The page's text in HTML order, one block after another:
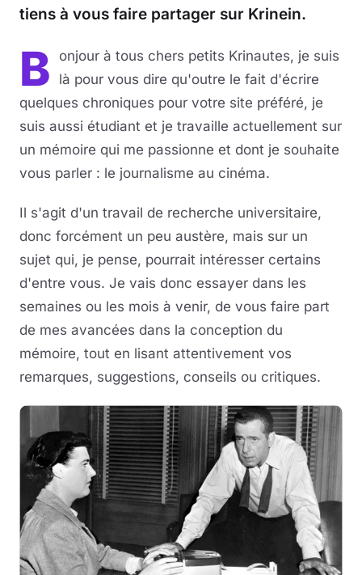
tiens à vous faire partager sur Krinein.
B
onjour à tous chers petits Krinautes, je suis
là pour vous dire qu'outre le fait d'écrire
quelques chroniques pour votre site préféré, je
suis aussi étudiant et je travaille actuellement sur
un mémoire qui me passionne et dont je souhaite
vous parler : le journalisme au cinéma.
Il s'agit d'un travail de recherche universitaire,
donc forcément un peu austère, mais sur un
sujet qui, je pense, pourrait intéresser certains
d'entre vous. Je vais donc essayer dans les
semaines ou les mois à venir, de vous faire part
de mes avancées dans la conception du
mémoire, tout en lisant attentivement vos
remarques, suggestions, conseils ou critiques.